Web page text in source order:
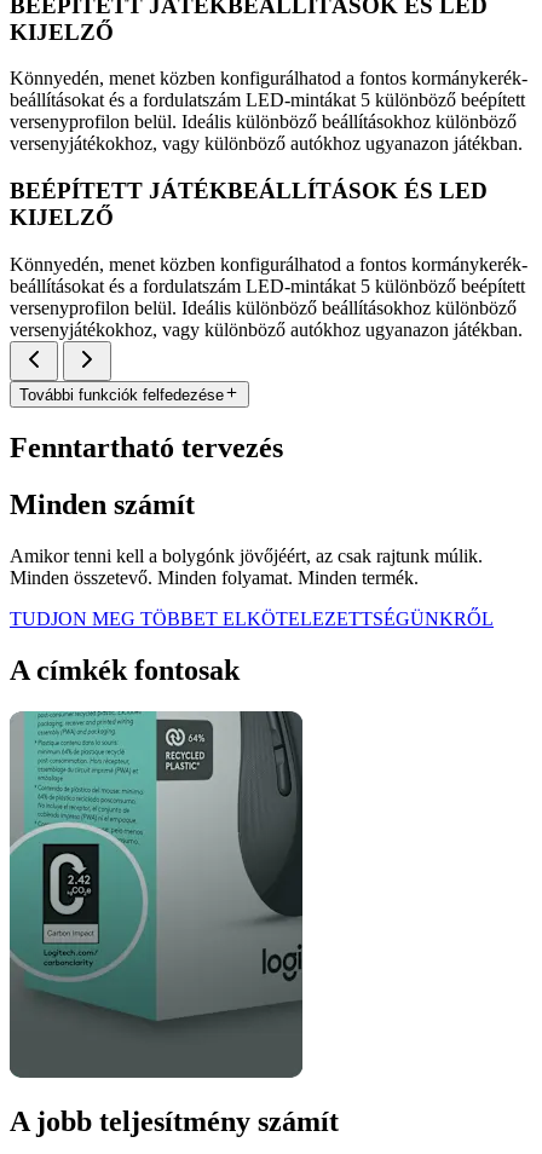
KIJELZŐ
Könnyedén, menet közben konfigurálhatod a fontos kormánykerék-
beállításokat és a fordulatszám LED-mintákat 5 különböző beépített
versenyprofilon belül. Ideális különböző beállításokhoz különböző
versenyjátékokhoz, vagy különböző autókhoz ugyanazon játékban.
BEÉPÍTETT JÁTÉKBEÁLLÍTÁSOK ÉS LED
KIJELZŐ
Könnyedén, menet közben konfigurálhatod a fontos kormánykerék-
beállításokat és a fordulatszám LED-mintákat 5 különböző beépített
versenyprofilon belül. Ideális különböző beállításokhoz különböző
versenyjátékokhoz, vagy különböző autókhoz ugyanazon játékban.
További funkciók felfedezése
Fenntartható tervezés
Minden számít
Amikor tenni kell a bolygónk jövőjéért, az csak rajtunk múlik.
Minden összetevő. Minden folyamat. Minden termék.
TUDJON MEG TÖBBET ELKÖTELEZETTSÉGÜNKRŐL
A címkék fontosak
A jobb teljesítmény számít